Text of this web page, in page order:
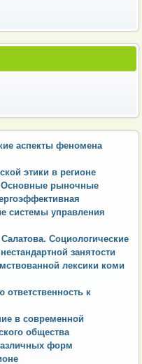
аспекты феномена
этики в регионе
Основные рыночные
системы управления
Социологические
занятости
лексики коми
к
в современной
общества
форм